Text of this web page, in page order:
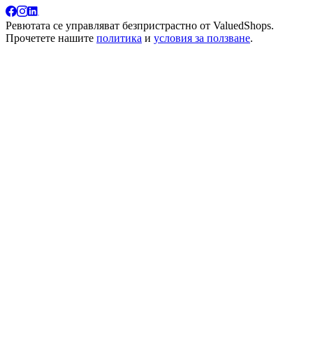
Ревютата се управляват безпристрастно от ValuedShops.
Прочетете нашите политика и условия за ползване.